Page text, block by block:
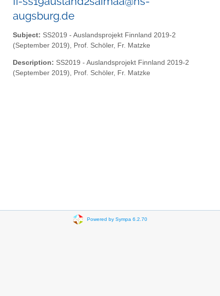
augsburg.de
Subject: SS2019 - Auslandsprojekt Finnland 2019-2
(September 2019), Prof. Schöler, Fr. Matzke
Description: SS2019 - Auslandsprojekt Finnland 2019-2
(September 2019), Prof. Schöler, Fr. Matzke
Powered by Sympa 6.2.70